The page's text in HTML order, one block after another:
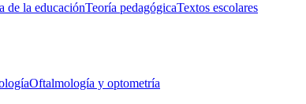
de la educaciónTeoría pedagógicaTextos escolares
Oftalmología y optometría